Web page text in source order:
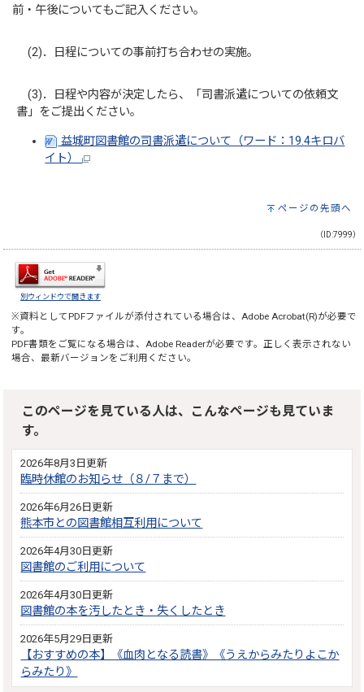
前・午後についてもご記入ください。
(2)．日程についての事前打ち合わせの実施。
(3)．日程や内容が決定したら、「司書派遣についての依頼文
書」をご提出ください。
益城町図書館の司書派遣について（ワード：19.4キロバ
イト）
ページの先頭へ
（ID:7999）
別ウィンドウで開きます
※資料としてPDFファイルが添付されている場合は、Adobe Acrobat(R)が必要で
す。
PDF書類をご覧になる場合は、Adobe Readerが必要です。正しく表示されない
場合、最新バージョンをご利用ください。
このページを見ている人は、こんなページも見ていま
す。
2026年8月3日更新
臨時休館のお知らせ（８/７まで）
2026年6月26日更新
熊本市との図書館相互利用について
2026年4月30日更新
図書館のご利用について
2026年4月30日更新
図書館の本を汚したとき・失くしたとき
2026年5月29日更新
【おすすめの本】《血肉となる読書》《うえからみたりよこか
らみたり》